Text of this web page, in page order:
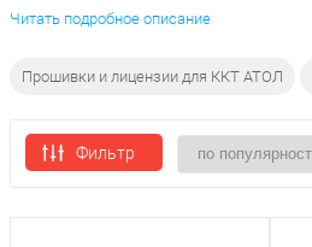
Читать подробное описание
Прошивки и лицензии для ККТ АТОЛ
Фильтр